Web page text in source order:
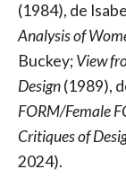
(1984), de
Analysis of
Buckey;View
Design(1989),
FORM/Female
Critiques of
2024).